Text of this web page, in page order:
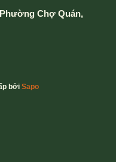
Chợ Quán,
bởi Sapo